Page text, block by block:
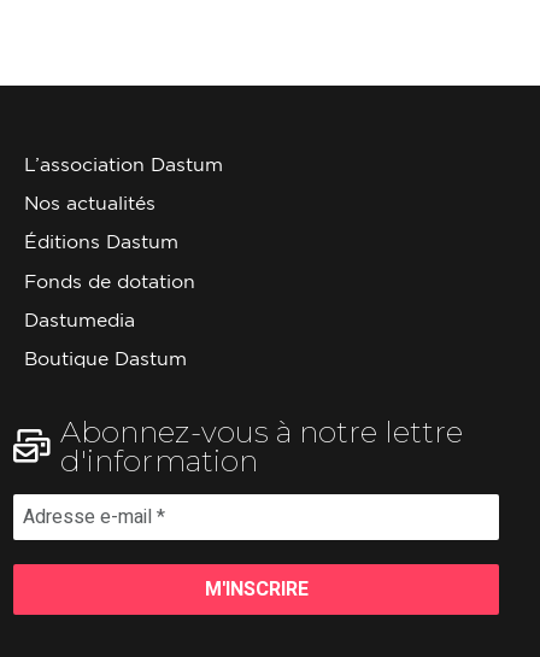
L’association Dastum
Nos actualités
Éditions Dastum
Fonds de dotation
Dastumedia
Boutique Dastum
Abonnez-vous à notre lettre
d'information